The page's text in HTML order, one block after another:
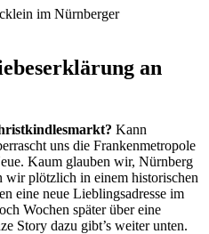
im Nürnberger
an
Kann
uns die Frankenmetropole
Kaum glauben wir, Nürnberg
wir plötzlich in einem historischen
eine neue Lieblingsadresse im
Wochen später über eine
Story dazu gibt’s weiter unten.